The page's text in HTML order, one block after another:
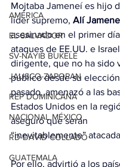
AMÉRICA
EL SALVADOR
SV-NAYIB BUKELE
JALISCO-ZAPOPAN
REP DOMINICANA
NACIONAL MÉXICO
RD-DAVID COLLADO
GUATEMALA
Mojtaba Jameneí es hijo
líder supremo, Alí
asesinado en el primer
ataques de EE.UU. e
dirigente, que no ha sido
público desde su
pasado, amenazó a las
Estados Unidos en la
aseguró que serán
“inevitablemente”
Por ello, advirtió a los